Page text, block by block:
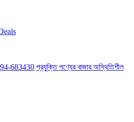
683430 প্রযুক্তি পণ্যের বাজার অস্থিতিশীল